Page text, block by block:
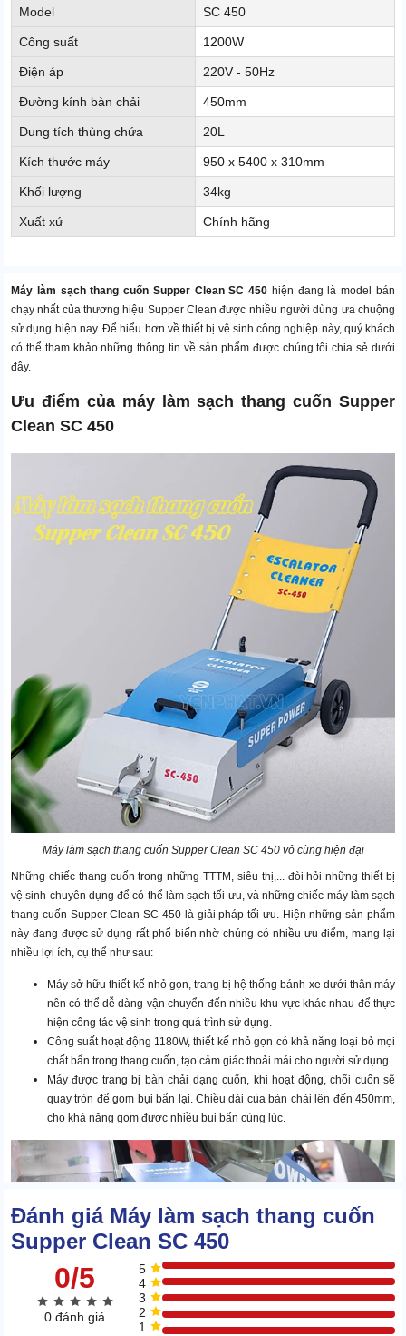
Model SC 450
Công suất 1200W
Điện áp 220V - 50Hz
Đường kính bàn chải 450mm
Dung tích thùng chứa 20L
Kích thước máy 950 x 5400 x 310mm
Khối lượng 34kg
Xuất xứ Chính hãng
Máy làm sạch thang cuốn Supper Clean SC 450 hiện đang là model bán
chạy nhất của thương hiệu Supper Clean được nhiều người dùng ưa chuộng
sử dụng hiện nay. Để hiểu hơn về thiết bị vệ sinh công nghiệp này, quý khách
có thể tham khảo những thông tin về sản phẩm được chúng tôi chia sẻ dưới
đây.
Ưu điểm của máy làm sạch thang cuốn Supper
Clean SC 450
Máy làm sạch thang cuốn Supper Clean SC 450 vô cùng hiện đại
Những chiếc thang cuốn trong những TTTM, siêu thị,... đòi hỏi những thiết bị
vệ sinh chuyên dụng để có thể làm sạch tối ưu, và những chiếc máy làm sạch
thang cuốn Supper Clean SC 450 là giải pháp tối ưu. Hiện những sản phẩm
này đang được sử dụng rất phổ biến nhờ chúng có nhiều ưu điểm, mang lại
nhiều lợi ích, cụ thể như sau:
Máy sở hữu thiết kế nhỏ gọn, trang bị hệ thống bánh xe dưới thân máy
nên có thể dễ dàng vận chuyển đến nhiều khu vực khác nhau để thực
hiện công tác vệ sinh trong quá trình sử dụng.
Công suất hoạt động 1180W, thiết kế nhỏ gọn có khả năng loại bỏ mọi
chất bẩn trong thang cuốn, tạo cảm giác thoải mái cho người sử dụng.
Máy được trang bị bàn chải dạng cuốn, khi hoạt động, chổi cuốn sẽ
quay tròn để gom bụi bẩn lại. Chiều dài của bàn chải lên đến 450mm,
cho khả năng gom được nhiều bụi bẩn cùng lúc.
Đánh giá Máy làm sạch thang cuốn
Supper Clean SC 450
0/5
0 đánh giá
5
4
3
2
1